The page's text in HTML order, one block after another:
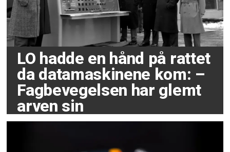
LO hadde en hånd på rattet
da datamaskinene kom: –
Fagbevegelsen har glemt
arven sin